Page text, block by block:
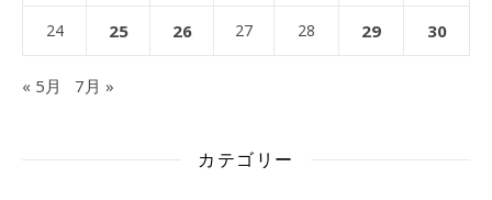
24 25 26 27 28 29 30
« 5月 7月 »
カテゴリー